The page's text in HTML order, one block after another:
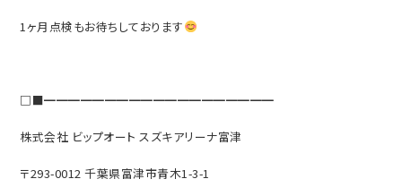
1ヶ月点検もお待ちしております
□■━━━━━━━━━━━━━━━━━━━
株式会社 ビップオート スズキアリーナ富津
〒293-0012 千葉県富津市青木1-3-1